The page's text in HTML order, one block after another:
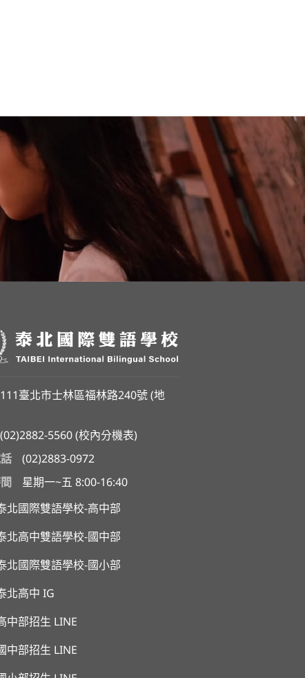
111臺北市士林區福林路240號 (地
(02)2882-5560 (校內分機表)
(02)2883-0972
星期一~五 8:00-16:40
北國際雙語學校-高中部
北高中雙語學校-國中部
北國際雙語學校-國小部
北高中 IG
中部招生 LINE
中部招生 LINE